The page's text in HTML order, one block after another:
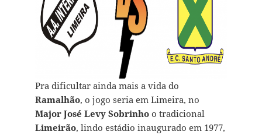
Pra dificultar ainda mais a vida do
Ramalhão, o jogo seria em Limeira, no
Major José Levy Sobrinhoo tradicional
Limeirão, lindo estádio inaugurado em 1977,